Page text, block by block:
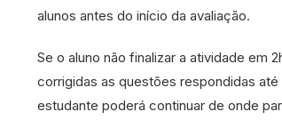
alunos antes do início da avaliação.
Se o aluno não finalizar a atividade em
corrigidas as questões respondidas
estudante poderá continuar de onde